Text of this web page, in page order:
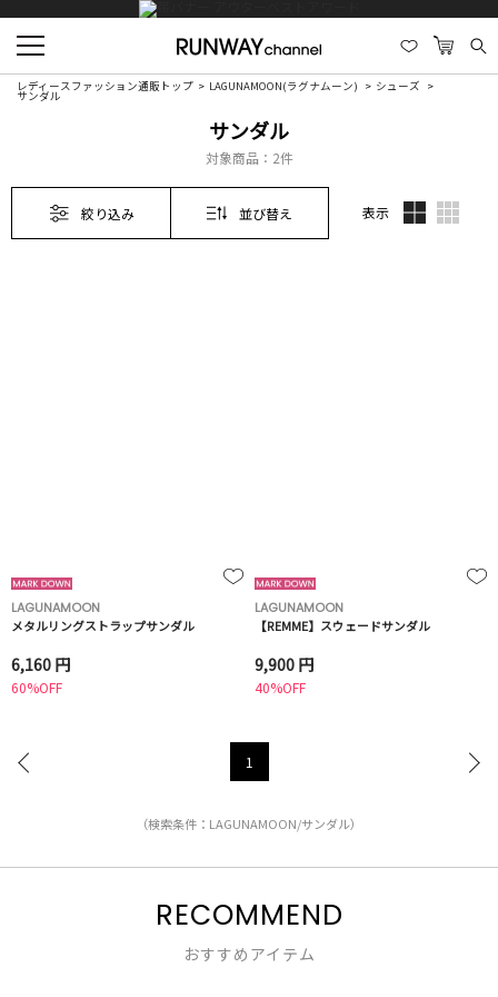
レディースファッション通販トップ LAGUNAMOON(ラグナムーン) シューズ
サンダル
サンダル
対象商品： 2件
絞り込み 並び替え 表示
LAGUNAMOON
メタルリングストラップサンダル
6,160 円
60%OFF
LAGUNAMOON
【REMME】スウェードサンダル
9,900 円
40%OFF
1
（検索条件：LAGUNAMOON/サンダル）
RECOMMEND
おすすめアイテム